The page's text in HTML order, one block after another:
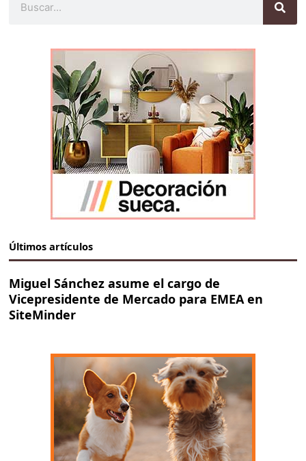
Últimos artículos
Miguel Sánchez asume el cargo de
Vicepresidente de Mercado para EMEA en
SiteMinder